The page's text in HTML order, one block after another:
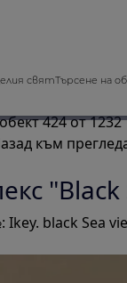
святТърсене на
обект 424 от 1232
към
black Sea